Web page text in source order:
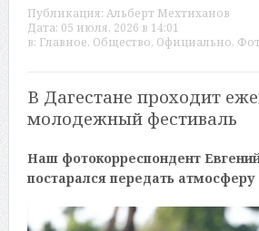
Публикация: Альберт Мехтиханов
Дата: 05 июля, 2026 в 14:01
в: Главное, Общество, Официально,
В Дагестане проходит
молодежный фестиваль
Наш фотокорреспондент
постарался передать